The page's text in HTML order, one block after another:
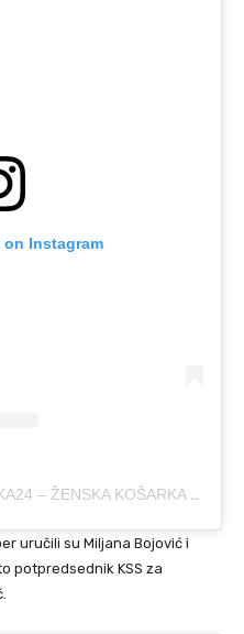
Instagram
A POST SHARED BY KOSARKA24 – ŽENSKA KOŠARKA (@KOSARKA24SRBIJA)
uručili su Miljana Bojović i
potpredsednik KSS za